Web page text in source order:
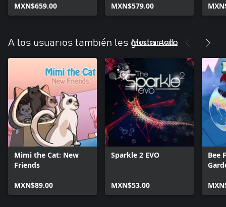
MXN$659.00
MXN$579.00
A los usuarios también les gusta esto
Mostrar todo
Mimi the Cat: New
Friends
MXN$89.00
Sparkle 2 EVO
MXN$53.00
Bee